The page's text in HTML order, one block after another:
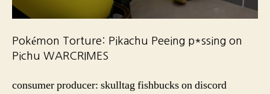
Pokémon Torture: Pikachu Peeing p*ssing on
Pichu WARCRIMES
consumer producer: skulltag fishbucks on discord